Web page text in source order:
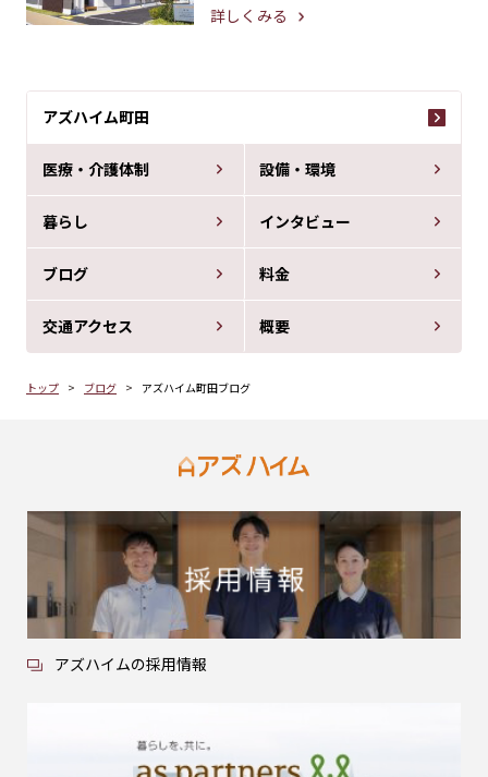
アズハイム町田
医療・介護体制 設備・環境
暮らし インタビュー
ブログ 料金
交通アクセス 概要
トップ ブログ アズハイム町田ブログ
詳しくみる
アズハイムの採用情報